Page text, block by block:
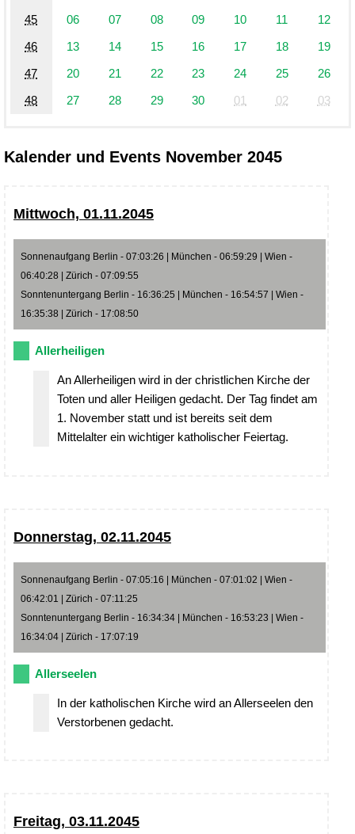
45
06 07 08 09 10 11
12
46
13 14 15 16 17 18
19
47
20 21 22 23 24 25
26
48
27 28 29 30 01 02 03
Kalender und Events November 2045
Mittwoch, 01.11.2045
Sonnenaufgang Berlin - 07:03:26 | München - 06:59:29 | Wien -
06:40:28 | Zürich - 07:09:55
Sonntenuntergang Berlin - 16:36:25 | München - 16:54:57 | Wien -
16:35:38 | Zürich - 17:08:50
Allerheiligen
An Allerheiligen wird in der christlichen Kirche der
Toten und aller Heiligen gedacht. Der Tag findet am
1. November statt und ist bereits seit dem
Mittelalter ein wichtiger katholischer Feiertag.
Donnerstag, 02.11.2045
Sonnenaufgang Berlin - 07:05:16 | München - 07:01:02 | Wien -
06:42:01 | Zürich - 07:11:25
Sonntenuntergang Berlin - 16:34:34 | München - 16:53:23 | Wien -
16:34:04 | Zürich - 17:07:19
Allerseelen
In der katholischen Kirche wird an Allerseelen den
Verstorbenen gedacht.
Freitag, 03.11.2045